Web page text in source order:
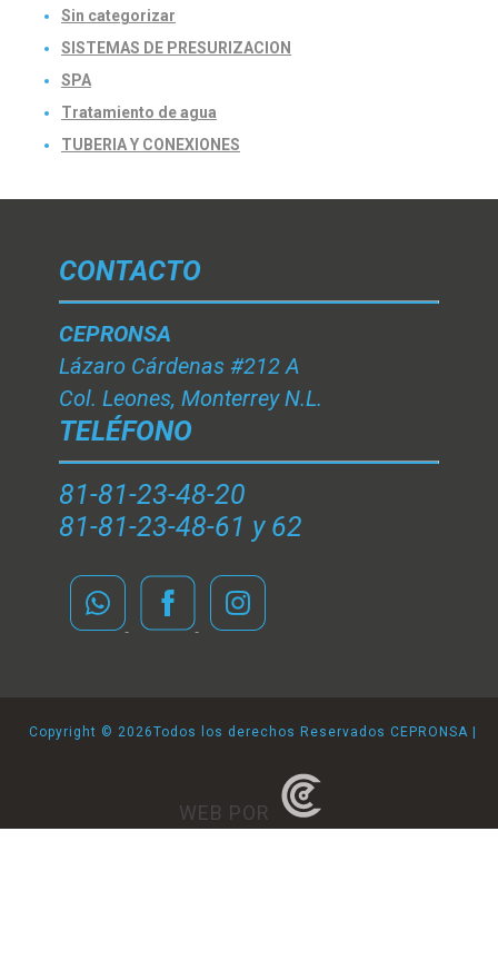
Sin categorizar
SISTEMAS DE PRESURIZACION
SPA
Tratamiento de agua
TUBERIA Y CONEXIONES
CONTACTO
CEPRONSA
Lázaro Cárdenas #212 A
Col. Leones, Monterrey N.L.
TELÉFONO
81-81-23-48-20
81-81-23-48-61 y 62
Copyright © 2026Todos los derechos Reservados CEPRONSA |
WEB POR